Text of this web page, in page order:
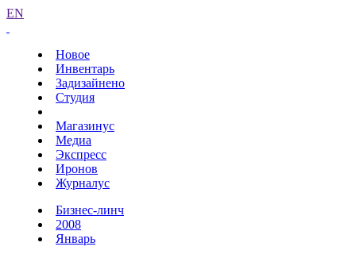
EN
Новое
Инвентарь
Задизайнено
Студия
Магазинус
Медиа
Экспресс
Иронов
Журналус
Бизнес-линч
2008
Январь